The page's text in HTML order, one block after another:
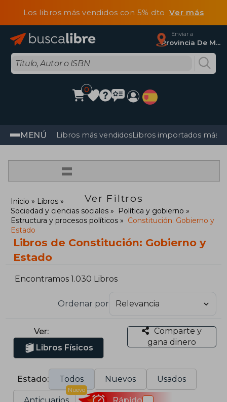
Los libros más vendidos con 5% dtoVer más
Enviar a
Provincia De Madrid
0
MENÚ Libros más vendidosLibros importados más
=
Ver Filtros
Inicio
Libros
Sociedad y ciencias sociales
Política y gobierno
Estructura y procesos políticos
Constitución: Gobierno y
Estado
Libros de Constitución: Gobierno y
Estado
Encontramos 1.030 Libros
Ordenar por
Ver:
Libros Físicos
Comparte y
gana dinero
Estado: Todos Nuevos Usados
Anticuarios
Nuevo